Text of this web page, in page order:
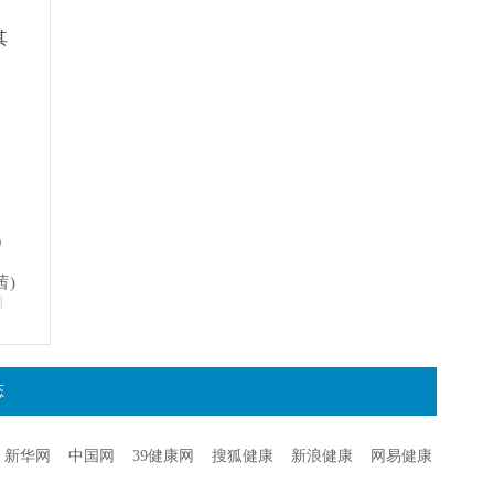
)
新华网 中国网 39健康网 搜狐健康 新浪健康
网易健康